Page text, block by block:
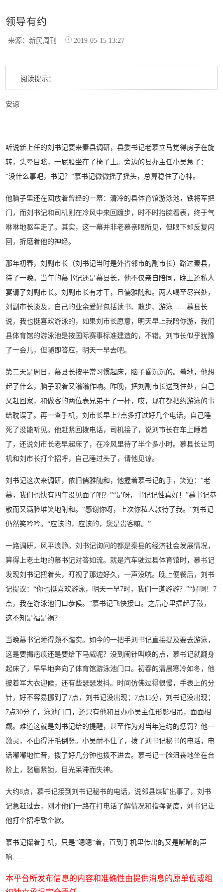
领导有约
来源：新民周刊 2019-05-15 13:27
阅读提示：
安谅
听说新上任的刘书记要来秦县调研，县委书记老慕立马觉得房子在旋
转，头晕目眩，一屁股坐在了椅子上。旁边的县办主任小吴急了：
“没什么事吧，书记？”慕书记微微摇了摇头，总算稳住了心神。
他脑子里还在回放着曾经的一幕：清冷的县体育馆游泳池，铁将军把
门，而刘书记和司机则在冷风中来回踱步，时不时抬腕看表，终于气
咻咻地驱车走了。其实，这一幕并非老慕亲眼所见，但眼下却反复闪
回，折磨着他的神经。
那年初春，刘副市长（刘书记当时是外省邻市的副市长）路过秦县，
待了一晚。当年的慕书记还是慕县长，他不仅亲自陪同，晚上还私人
宴请了刘副市长。刘副市长有才干，且儒雅随和。两人喝至尽兴处，
刘副市长谈及，自己的业余爱好包括读书、散步、游泳……慕县长
说，我也挺喜欢游泳的，如果刘市长愿意，明天早上我陪你游，我们
县体育馆的游泳池是按国际赛事标准建造的，不错。刘市长似乎犹豫
了一会儿，但随即答应，明天一早去吧。
第二天是周日，慕县长按平常习惯起床，脑子昏沉沉的。蓦地，他想
起了什么，脑子跟着又嗡嗡作响。昨晚，把刘副市长送到住处，自己
又赶回家，和做客的两位表兄弟干了一杯，哎，现在都把约游泳的事
给耽误了。再一查手机，刘市长早上7点多打过好几个电话，自己睡
死了没能听见。他赶紧回拨电话，司机接了，说刘市长在车上睡着
了，还说刘市长老早起床了，在冷风里待了半个多小时。慕县长让司
机和刘市长打个招呼，自己睡过头了，请他见谅。
刘书记这次来调研，依旧儒雅随和，他握着慕书记的手，笑道：“老
慕，我们也快有四年没见面了吧？”“是呀，书记记性真好！”慕书记恭
敬而又满脸堆笑地附和。“感谢你呀，上次你私人款待了我。”刘书记
仍然笑吟吟。“应该的，应该的，您是贵客嘛。”
一路调研，风平浪静。刘书记询问的都是秦县的经济社会发展情况，
算得上老土地的慕书记对答如流。就是汽车驶过县体育馆时，慕书记
发现刘书记扭着头，盯视了那边好久，一声没吭。晚上便餐后，刘书
记提议：“你也挺喜欢游泳，明天一早7时，我们一道游游？”“好啊！7
点，我在游泳池门口恭候。”慕书记飞快接口。之后心里擂起了鼓，
这不知是福是祸？
当晚慕书记睡得颇不踏实。如今的一把手刘书记直接提及要去游泳，
这是要揭疤痕还是要给下马威呢？没到闹针叫唤的点，慕书记就翻身
起床了，早早地奔向了体育馆游泳池门口。初春的清晨寒冷如冬，他
披着军大衣迎候，还有些瑟瑟发抖。时间仿佛过得很慢，手表上的分
针，好不容易挪到了7点，刘书记没出现；7点15分，刘书记没出现；
7点30分了，泳池门口，还只有他和县办小吴主任形影相吊，面面相
觑。难道这就是刘书记给的提醒，甚至作为对当年违约的惩罚？他一
激灵，不由得汗毛倒竖。小吴耐不住了，拨了刘书记秘书的电话，电
话嘟嘟地忙音，拨了好几分钟也拨不进去。慕书记一脸沮丧地坐在台
阶上，愁眉紧锁，目光呆滞而失神。
大约8点，慕书记接到刘书记秘书的电话，说邻县煤矿出事了，刘书
记急赶过去，刚才他们一路在打电话了解情况和指挥调度，刘书记让
他打个招呼致个歉。
慕书记攥着手机，只是“嗯嗯”着，直到手机里传出的又是嘟嘟的声
响……
本平台所发布信息的内容和准确性由提供消息的原单位或组